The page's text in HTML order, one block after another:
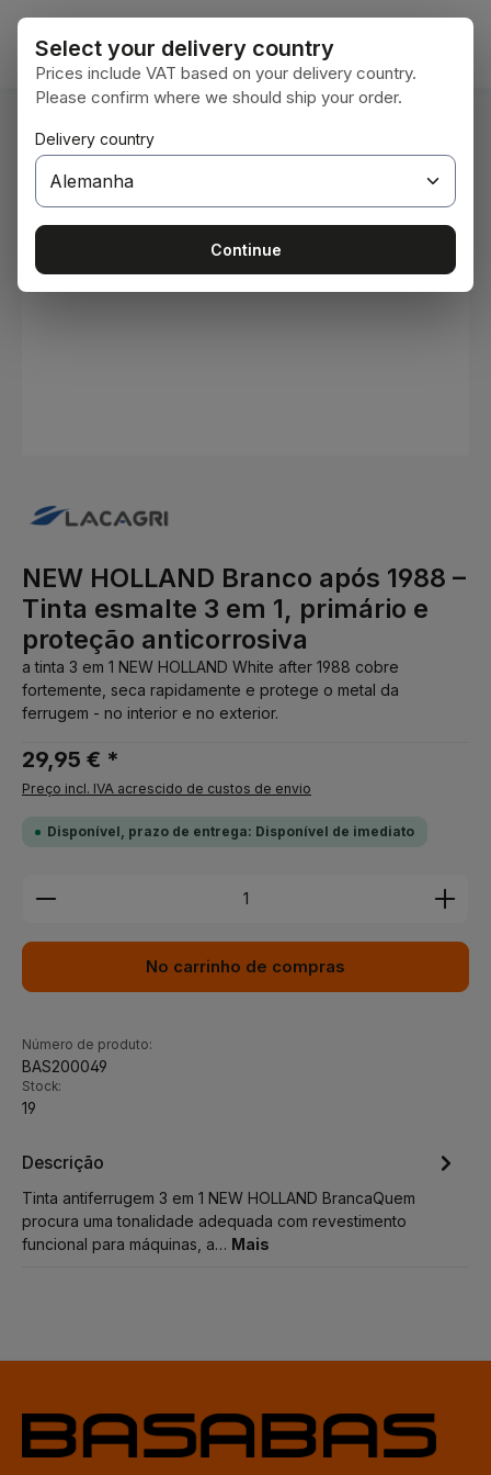
Ir para o conteúdo principal
Você está aqui: Home
NEW HOLLAND Branco após 1988 –
Tinta esmalte 3 em 1, primário e
proteção anticorrosiva
a tinta 3 em 1 NEW HOLLAND White after 1988 cobre
fortemente, seca rapidamente e protege o metal da
ferrugem - no interior e no exterior.
29,95 € *
Preço incl. IVA acrescido de custos de envio
Disponível, prazo de entrega: Disponível de imediato
Quantidade do Produto: Insira a quantidade
No carrinho de compras
Número de produto:
BAS200049
Stock:
19
Descrição
Tinta antiferrugem 3 em 1 NEW HOLLAND BrancaQuem
procura uma tonalidade adequada com revestimento
funcional para máquinas, a… Mais
Select your delivery country
Prices include VAT based on your delivery country.
Please confirm where we should ship your order.
Delivery country
Continue